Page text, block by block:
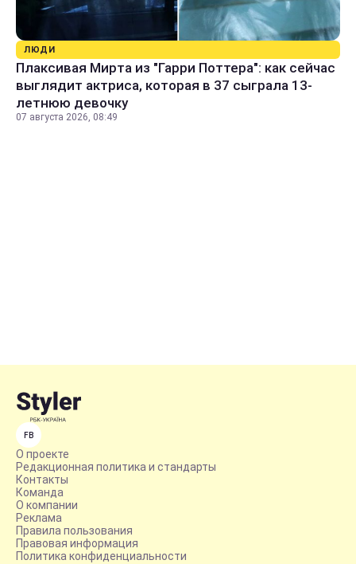
ЛЮДИ
Плаксивая Мирта из "Гарри Поттера": как сейчас
выглядит актриса, которая в 37 сыграла 13-
летнюю девочку
07 августа 2026, 08:49
FB
О проекте
Редакционная политика и стандарты
Контакты
Команда
О компании
Реклама
Правила пользования
Правовая информация
Политика конфиденциальности